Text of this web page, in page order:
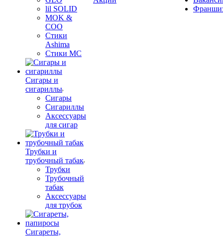
lil SOLID
MOK &
COO
Стики
Ashima
Стики MC
Сигары и
сигариллы
Сигары
Сигариллы
Аксессуары
для сигар
Трубки и
трубочный табак
Трубки
Трубочный
табак
Аксессуары
для трубок
Сигареты,